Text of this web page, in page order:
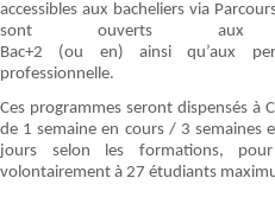
accessibles aux bacheliers via
sont ouverts aux
Bac+2 (ou en) ainsi qu’aux
professionnelle.
Ces programmes seront dispensés à
de 1 semaine en cours / 3 semaines
jours selon les formations,
volontairement à 27 étudiants